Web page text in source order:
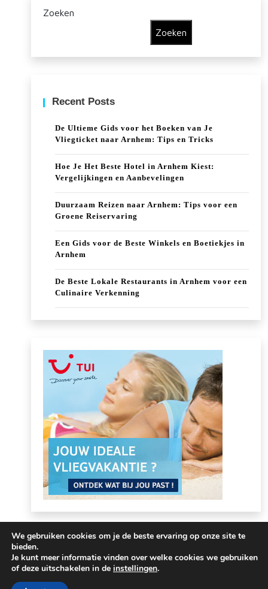
Zoeken
Zoeken
Recent Posts
De Ultieme Gids voor het Boeken van Je
Vliegticket naar Arnhem: Tips en Tricks
Hoe Je Het Beste Hotel in Arnhem Kiest:
Vergelijkingen en Aanbevelingen
Duurzaam Reizen naar Arnhem: Tips voor een
Groene Reiservaring
Een Gids voor de Beste Winkels en Boetiekjes in
Arnhem
De Beste Lokale Restaurants in Arnhem voor een
Culinaire Verkenning
We gebruiken cookies om je de beste ervaring op onze site te
bieden.
Je kunt meer informatie vinden over welke cookies we gebruiken
of deze uitschakelen in de instellingen.